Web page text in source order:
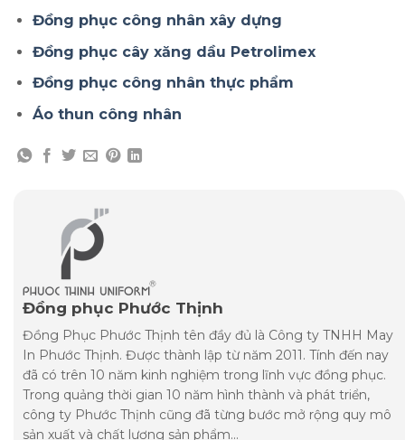
Đồng phục công nhân xây dựng
Đồng phục cây xăng dầu Petrolimex
Đồng phục công nhân thực phẩm
Áo thun công nhân
Đồng phục Phước Thịnh
Đồng Phục Phước Thịnh tên đầy đủ là Công ty TNHH May
In Phước Thịnh. Được thành lập từ năm 2011. Tính đến nay
đã có trên 10 năm kinh nghiệm trong lĩnh vực đồng phục.
Trong quảng thời gian 10 năm hình thành và phát triển,
công ty Phước Thịnh cũng đã từng bước mở rộng quy mô
sản xuất và chất lượng sản phẩm...